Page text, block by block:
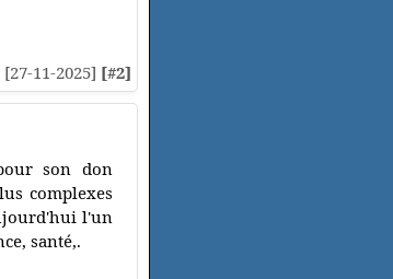
11-2025] [#2]
son don
complexes
l'un
santé,.